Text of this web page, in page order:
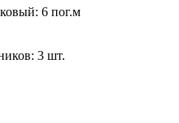
6 пог.м
3 шт.